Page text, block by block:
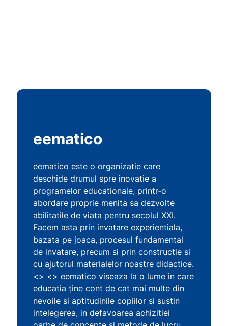
eematico
eematico este o organizatie care
deschide drumul spre inovatie a
programelor educationale, printr-o
abordare proprie menita sa dezvolte
abilitatile de viata pentru secolul XXI.
Facem asta prin invatare experientiala,
bazata pe joaca, procesul fundamental
de invatare, precum si prin constructie si
cu ajutorul materialelor noastre didactice.
<> <> eematico viseaza la o lume in care
educatia ține cont de cat mai multe din
nevoile si aptitudinile copiilor si sustin
intelegerea, in defavoarea achizitiei